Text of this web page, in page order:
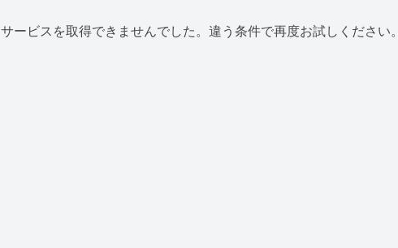
サービスを取得できませんでした。違う条件で再度お試しください。